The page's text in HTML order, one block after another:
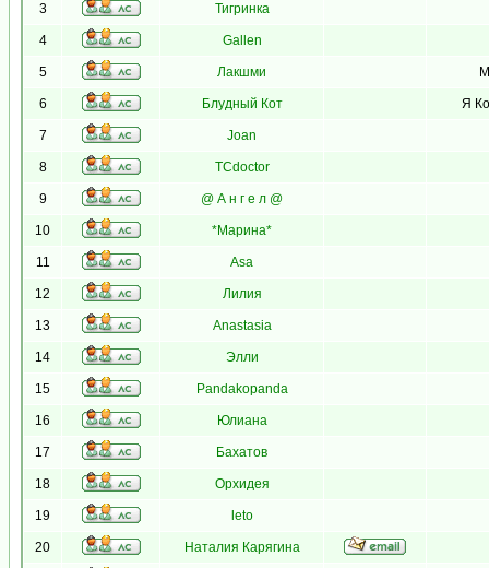
3 Тигринка
4 Gallen
5 Лакшми
6 Блудный Кот Я
7 Joan
8 TCdoctor
9 @ А н г е л @
10 *Марина*
11 Asa
12 Лилия
13 Anastasia
14 Элли
15 Pandakopanda
16 Юлиана
17 Бахатов
18 Орхидея
19 leto
20 Наталия Карягина